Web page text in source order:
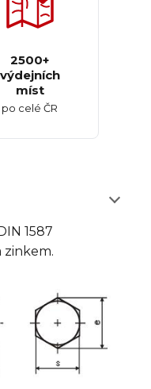
2500+
výdejních
míst
po celé ČR
1587